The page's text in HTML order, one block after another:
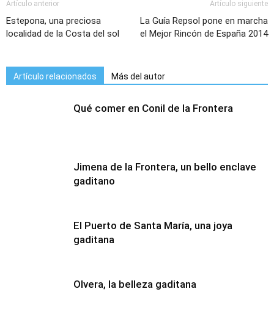
Artículo anterior
Estepona, una preciosa
localidad de la Costa del sol
Artículo siguiente
La Guía Repsol pone en marcha
el Mejor Rincón de España 2014
Artículo relacionados Más del autor
Qué comer en Conil de la Frontera
Jimena de la Frontera, un bello enclave
gaditano
El Puerto de Santa María, una joya
gaditana
Olvera, la belleza gaditana